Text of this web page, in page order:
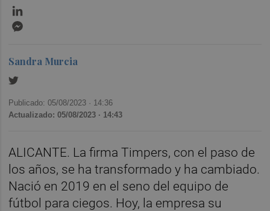
Sandra Murcia
Publicado: 05/08/2023 · 14:36
Actualizado: 05/08/2023 · 14:43
ALICANTE. La firma Timpers, con el paso de
los años, se ha transformado y ha cambiado.
Nació en 2019 en el seno del equipo de
fútbol para ciegos. Hoy, la empresa su